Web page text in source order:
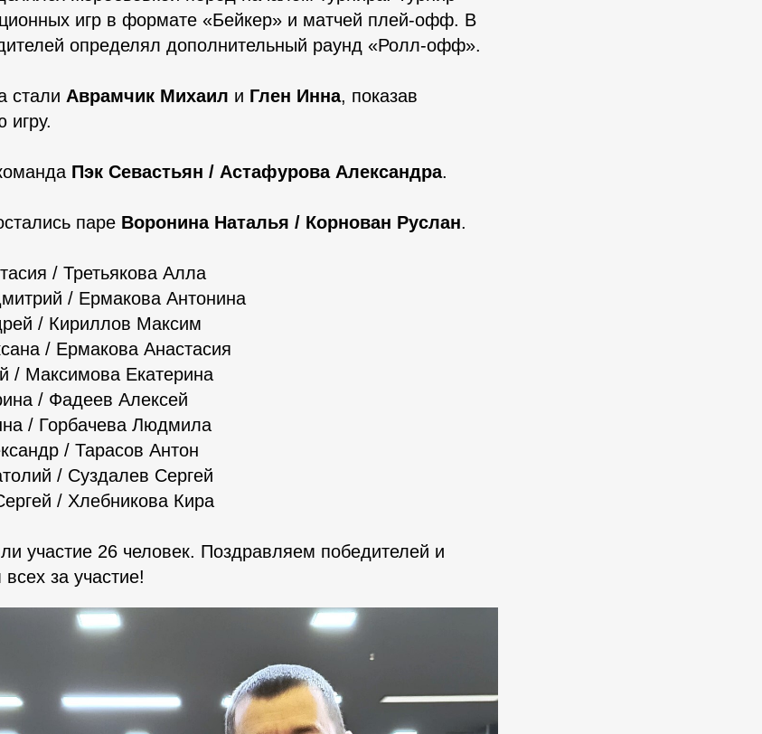
игр в формате «Бейкер» и матчей плей-офф. В
определял дополнительный раунд «Ролл-офф».
стали Аврамчик Михаил и Глен Инна, показав
игру.
Пэк Севастьян / Астафурова Александра.
паре Воронина Наталья / Корнован Руслан.
/ Третьякова Алла
/ Ермакова Антонина
/ Кириллов Максим
/ Ермакова Анастасия
/ Максимова Екатерина
/ Фадеев Алексей
/ Горбачева Людмила
/ Тарасов Антон
/ Суздалев Сергей
/ Хлебникова Кира
участие 26 человек. Поздравляем победителей и
за участие!